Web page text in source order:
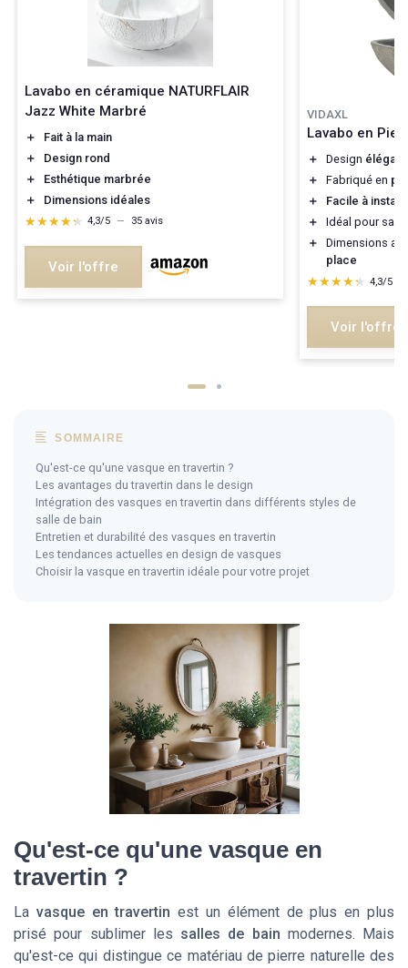
Lavabo en céramique NATURFLAIR
Jazz White Marbré
＋
Fait à la main
＋
Design rond
＋
Esthétique marbrée
＋
Dimensions idéales
★★★★★
★★★★★ 4,3/5 — 35 avis
Voir l'offre
VIDAXL
Lavabo en
＋ Design élégant
＋
Fabriqué en
＋
Facile à
＋
Idéal pour
＋
Dimensions
place
★★★★★
★★★★★ 4,3/5
Voir l'offre
SOMMAIRE
Qu'est-ce qu'une vasque en travertin ?
Les avantages du travertin dans le design
Intégration des vasques en travertin dans différents styles de
salle de bain
Entretien et durabilité des vasques en travertin
Les tendances actuelles en design de vasques
Choisir la vasque en travertin idéale pour votre projet
Qu'est-ce qu'une vasque en
travertin ?
La vasque en travertin est un élément de plus en plus
prisé pour sublimer les salles de bain modernes. Mais
qu'est-ce qui distingue ce matériau de pierre naturelle des